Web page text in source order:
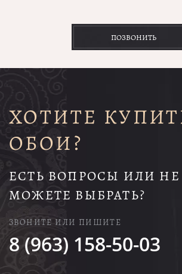
ПОЗВОНИТЬ
ХОТИТЕ
ОБОИ?
ЕСТЬ ВОПРОСЫ ИЛИ НЕ
МОЖЕТЕ ВЫБРАТЬ?
ЗВОНИТЕ ИЛИ ПИШИТЕ
8 (963) 158-50-03